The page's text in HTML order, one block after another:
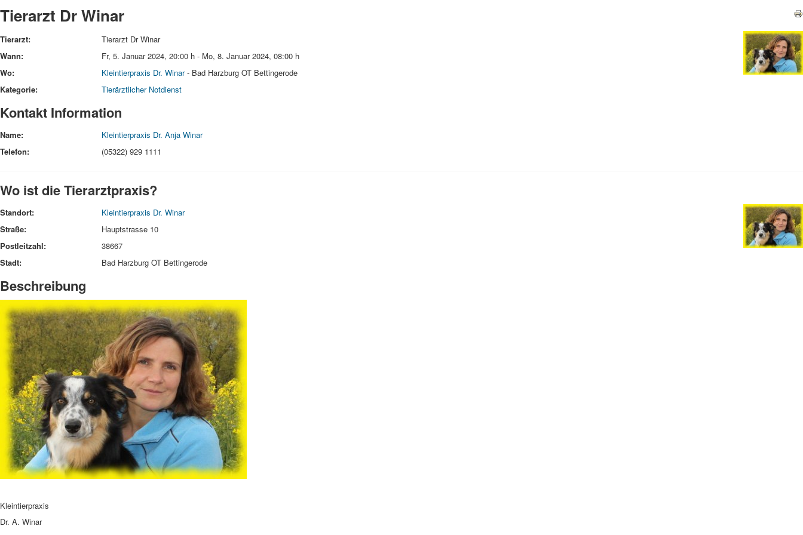
Tierarzt Dr Winar
Tierarzt:
Tierarzt Dr Winar
Wann:
Fr, 5. Januar 2024, 20:00 h - Mo, 8. Januar 2024, 08:00 h
Wo:
Kleintierpraxis Dr. Winar- Bad Harzburg OT Bettingerode
Kategorie:
Tierärztlicher Notdienst
Kontakt Information
Name:
Kleintierpraxis Dr. Anja Winar
Telefon:
(05322) 929 1111
Wo ist die Tierarztpraxis?
Standort:
Kleintierpraxis Dr. Winar
Straße:
Hauptstrasse 10
Postleitzahl:
38667
Stadt:
Bad Harzburg OT Bettingerode
Beschreibung
Kleintierpraxis
Dr. A. Winar